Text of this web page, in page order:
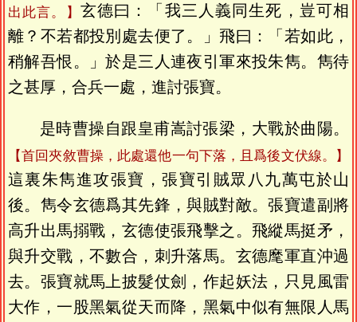
出此言。】 玄德曰：「我三人義同生死，豈可相
離？不若都投別處去便了。」飛曰：「若如此，
稍解吾恨。」於是三人連夜引軍來投朱雋。雋待
之甚厚，合兵一處，進討張寶。
是時曹操自跟皇甫嵩討張梁，大戰於曲陽。
【首回夾敘曹操，此處還他一句下落，且爲後文伏線。】
這裏朱雋進攻張寶，張寶引賊眾八九萬屯於山
後。雋令玄德爲其先鋒，與賊對敵。張寶遣副將
高升出馬搦戰，玄德使張飛擊之。飛縱馬挺矛，
與升交戰，不數合，刺升落馬。玄德麾軍直沖過
去。張寶就馬上披髮仗劍，作起妖法，只見風雷
大作，一股黑氣從天而降，黑氣中似有無限人馬